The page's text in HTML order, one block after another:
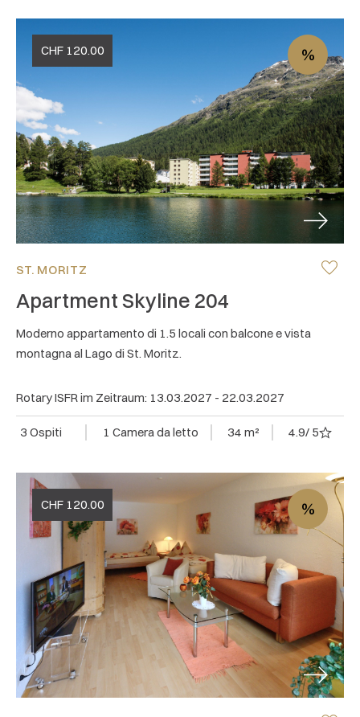
%
CHF 120.00
Next
ST. MORITZ
Apartment Skyline 204
Moderno appartamento di 1.5 locali con balcone e vista
montagna al Lago di St. Moritz.
Rotary ISFR im Zeitraum: 13.03.2027 - 22.03.2027
3 Ospiti 1 Camera da letto 34 m² 4.9/ 5
%
CHF 120.00
Next